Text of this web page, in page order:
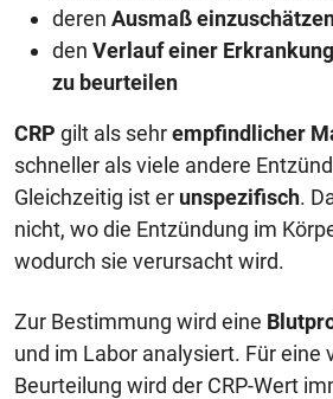
deren Ausmaß
den Verlauf einer
zu beurteilen
CRP gilt als sehrempfindlicher
schneller als viele andere
Gleichzeitig ist er unspezifisch.
nicht, wo die Entzündung im
wodurch sie verursacht wird.
Zur Bestimmung wird eine
und im Labor analysiert. Für eine
Beurteilung wird der CRP-Wert